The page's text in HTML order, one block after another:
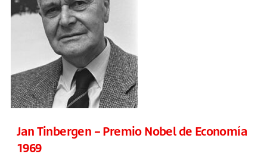
Jan Tinbergen – Premio Nobel de Economía
1969